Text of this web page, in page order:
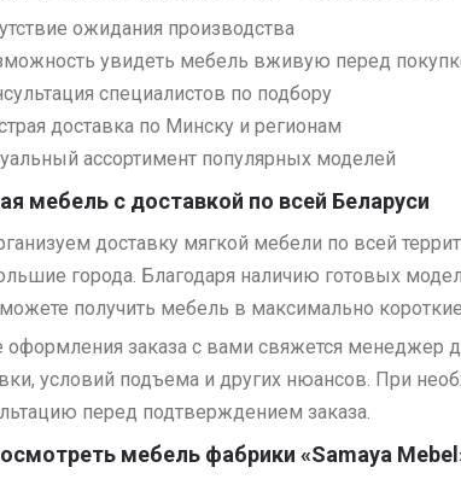
ожидания производства
увидеть мебель вживую перед
специалистов по подбору
доставка по Минску и регионам
ассортимент популярных моделей
мебель с доставкой по всей Беларуси
доставку мягкой мебели по всей
города. Благодаря наличию готовых
получить мебель в максимально
оформления заказа с вами свяжется менеджер
условий подъема и других нюансов. При
перед подтверждением заказа.
мебель фабрики «Samaya